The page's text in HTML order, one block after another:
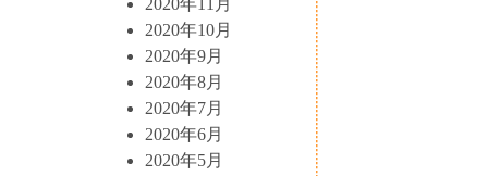
2020年11月
2020年10月
2020年9月
2020年8月
2020年7月
2020年6月
2020年5月